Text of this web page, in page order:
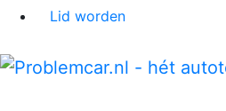
Lid worden